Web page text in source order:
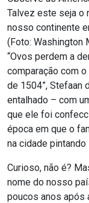
Talvez este seja o
nosso continente
(Foto: Washington
“Ovos perdem a
comparação com
de 1504”, Stefaan
entalhado – com
que ele foi
época em que o
na cidade pintando
Curioso, não é?
nome do nosso
poucos anos após